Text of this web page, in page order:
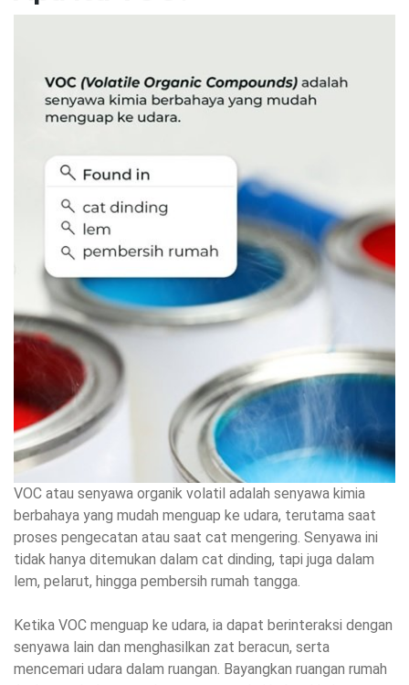
VOC atau senyawa organik volatil adalah senyawa kimia
berbahaya yang mudah menguap ke udara, terutama saat
proses pengecatan atau saat cat mengering. Senyawa ini
tidak hanya ditemukan dalam cat dinding, tapi juga dalam
lem, pelarut, hingga pembersih rumah tangga.
Ketika VOC menguap ke udara, ia dapat berinteraksi dengan
senyawa lain dan menghasilkan zat beracun, serta
mencemari udara dalam ruangan. Bayangkan ruangan rumah